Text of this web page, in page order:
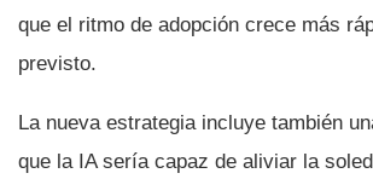
que el ritmo de adopción crece más
previsto.
La nueva estrategia incluye también
que la IA sería capaz de aliviar la